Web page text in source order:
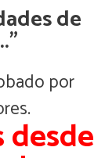
de
por
desde